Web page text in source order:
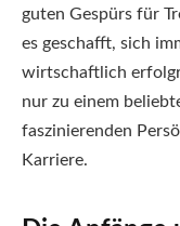
guten Gespürs für
es geschafft, sich
wirtschaftlich
nur zu einem
faszinierenden
Karriere.